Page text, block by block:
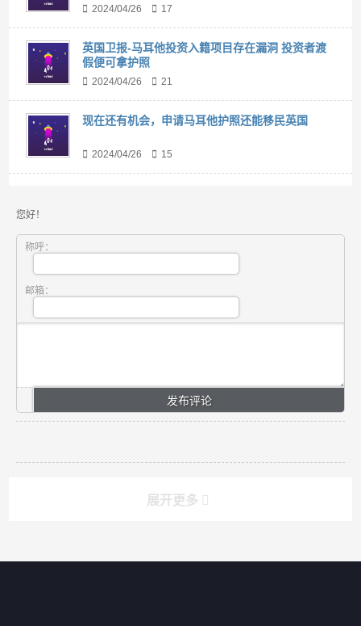
2024/04/26 17
英国卫报-马耳他投资入籍项目存在漏洞 投资者渡
假便可拿护照
2024/04/26 21
现在还有机会，申请马耳他护照还能移民英国
2024/04/26 15
您好！
称呼：
邮箱：
展开更多